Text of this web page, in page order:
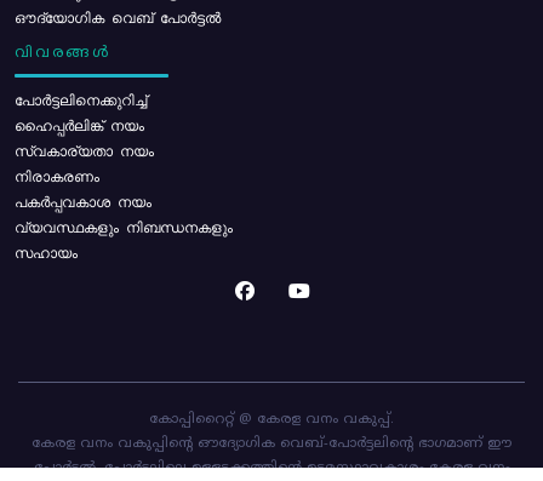
ഔദ്യോഗിക വെബ് പോർട്ടൽ
വിവരങ്ങൾ
പോര്‍ട്ടലിനെക്കുറിച്ച്
ഹൈപ്പർലിങ്ക് നയം
സ്വകാര്യതാ നയം
നിരാകരണം
പകർപ്പവകാശ നയം
വ്യവസ്ഥകളും നിബന്ധനകളും
സഹായം
കോപ്പിറൈറ്റ് @ കേരള വനം വകുപ്പ്.
കേരള വനം വകുപ്പിന്റെ ഔദ്യോഗിക വെബ്-പോർട്ടലിന്റെ ഭാഗമാണ് ഈ
പോർട്ടൽ. പോർട്ടലിലെ ഉള്ളടക്കത്തിന്റെ ഉടമസ്ഥാവകാശം കേരള വനം